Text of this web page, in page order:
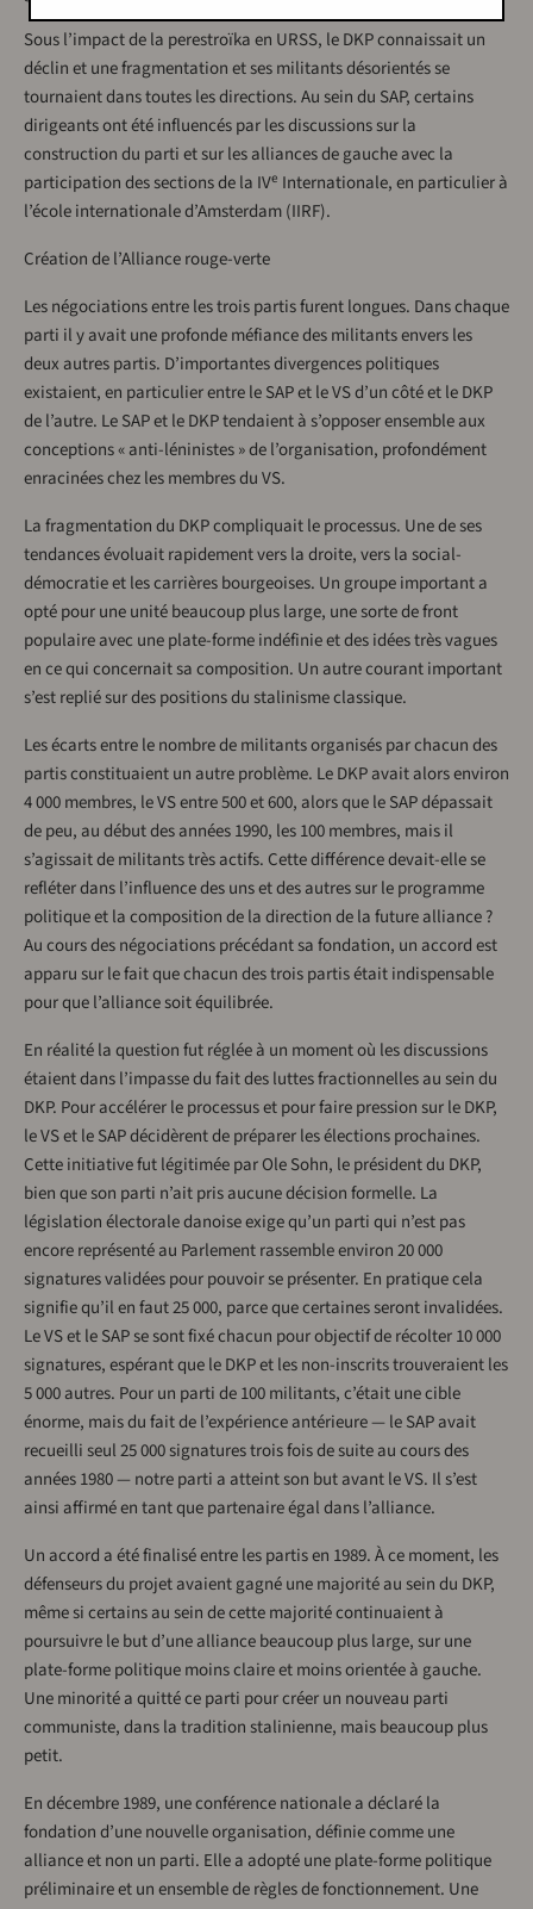
Sous l’impact de la perestroïka en URSS, le DKP connaissait un
déclin et une fragmentation et ses militants désorientés se
tournaient dans toutes les directions. Au sein du SAP, certains
dirigeants ont été influencés par les discussions sur la
construction du parti et sur les alliances de gauche avec la
participation des sections de la IVe Internationale, en particulier à
l’école internationale d’Amsterdam (IIRF).
Création de l’Alliance rouge-verte
Les négociations entre les trois partis furent longues. Dans chaque
parti il y avait une profonde méfiance des militants envers les
deux autres partis. D’importantes divergences politiques
existaient, en particulier entre le SAP et le VS d’un côté et le DKP
de l’autre. Le SAP et le DKP tendaient à s’opposer ensemble aux
conceptions « anti-léninistes » de l’organisation, profondément
enracinées chez les membres du VS.
La fragmentation du DKP compliquait le processus. Une de ses
tendances évoluait rapidement vers la droite, vers la social-
démocratie et les carrières bourgeoises. Un groupe important a
opté pour une unité beaucoup plus large, une sorte de front
populaire avec une plate-forme indéfinie et des idées très vagues
en ce qui concernait sa composition. Un autre courant important
s’est replié sur des positions du stalinisme classique.
Les écarts entre le nombre de militants organisés par chacun des
partis constituaient un autre problème. Le DKP avait alors environ
4 000 membres, le VS entre 500 et 600, alors que le SAP dépassait
de peu, au début des années 1990, les 100 membres, mais il
s’agissait de militants très actifs. Cette différence devait-elle se
refléter dans l’influence des uns et des autres sur le programme
politique et la composition de la direction de la future alliance ?
Au cours des négociations précédant sa fondation, un accord est
apparu sur le fait que chacun des trois partis était indispensable
pour que l’alliance soit équilibrée.
En réalité la question fut réglée à un moment où les discussions
étaient dans l’impasse du fait des luttes fractionnelles au sein du
DKP. Pour accélérer le processus et pour faire pression sur le DKP,
le VS et le SAP décidèrent de préparer les élections prochaines.
Cette initiative fut légitimée par Ole Sohn, le président du DKP,
bien que son parti n’ait pris aucune décision formelle. La
législation électorale danoise exige qu’un parti qui n’est pas
encore représenté au Parlement rassemble environ 20 000
signatures validées pour pouvoir se présenter. En pratique cela
signifie qu’il en faut 25 000, parce que certaines seront invalidées.
Le VS et le SAP se sont fixé chacun pour objectif de récolter 10 000
signatures, espérant que le DKP et les non-inscrits trouveraient les
5 000 autres. Pour un parti de 100 militants, c’était une cible
énorme, mais du fait de l’expérience antérieure — le SAP avait
recueilli seul 25 000 signatures trois fois de suite au cours des
années 1980 — notre parti a atteint son but avant le VS. Il s’est
ainsi affirmé en tant que partenaire égal dans l’alliance.
Un accord a été finalisé entre les partis en 1989. À ce moment, les
défenseurs du projet avaient gagné une majorité au sein du DKP,
même si certains au sein de cette majorité continuaient à
poursuivre le but d’une alliance beaucoup plus large, sur une
plate-forme politique moins claire et moins orientée à gauche.
Une minorité a quitté ce parti pour créer un nouveau parti
communiste, dans la tradition stalinienne, mais beaucoup plus
petit.
En décembre 1989, une conférence nationale a déclaré la
fondation d’une nouvelle organisation, définie comme une
alliance et non un parti. Elle a adopté une plate-forme politique
préliminaire et un ensemble de règles de fonctionnement. Une